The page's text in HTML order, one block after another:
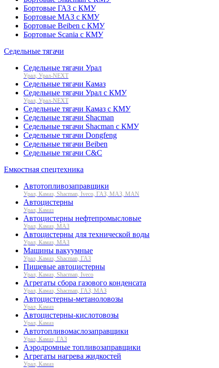
Бортовые ГАЗ с КМУ
Бортовые МАЗ с КМУ
Бортовые Beiben с КМУ
Бортовые Scania с КМУ
Седельные тягачи
Седельные тягачи Урал
Урал, Урал-NEXT
Седельные тягачи Камаз
Седельные тягачи Урал с КМУ
Урал, Урал-NEXT
Седельные тягачи Камаз с КМУ
Седельные тягачи Shacman
Седельные тягачи Shacman с КМУ
Седельные тягачи Dongfeng
Седельные тягачи Beiben
Седельные тягачи C&C
Емкостная спецтехника
Автотопливозаправщики
Урал, Камаз, Shacman, Iveco, ГАЗ, МАЗ, MAN
Автоцистерны
Урал, Камаз
Автоцистерны нефтепромысловые
Урал, Камаз, МАЗ
Автоцистерны для технической воды
Урал, Камаз, МАЗ
Машины вакуумные
Урал, Камаз, Shacman, ГАЗ
Пищевые автоцистерны
Урал, Камаз, Shacman, Iveco
Агрегаты сбора газового конденсата
Урал, Камаз, Shacman, ГАЗ, МАЗ
Автоцистерны-метаноловозы
Урал, Камаз
Автоцистерны-кислотовозы
Урал, Камаз
Автотопливомаслозаправщики
Урал, Камаз, ГАЗ
Аэродромные топливозаправщики
Агрегаты нагрева жидкостей
Урал, Камаз